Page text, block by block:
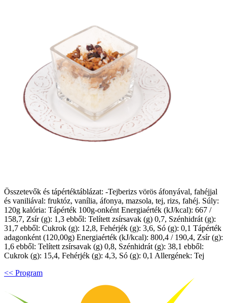
Összetevők és tápértéktáblázat: -Tejberizs vörös áfonyával, fahéjjal
és vaniliával: fruktóz, vanília, áfonya, mazsola, tej, rizs, fahéj. Súly:
120g kalória: Tápérték 100g-onként Energiaérték (kJ/kcal): 667 /
158,7, Zsír (g): 1,3 ebből: Telített zsírsavak (g) 0,7, Szénhidrát (g):
31,7 ebből: Cukrok (g): 12,8, Fehérjék (g): 3,6, Só (g): 0,1 Tápérték
adagonként (120,00g) Energiaérték (kJ/kcal): 800,4 / 190,4, Zsír (g):
1,6 ebből: Telített zsírsavak (g) 0,8, Szénhidrát (g): 38,1 ebből:
Cukrok (g): 15,4, Fehérjék (g): 4,3, Só (g): 0,1 Allergének: Tej
<< Program